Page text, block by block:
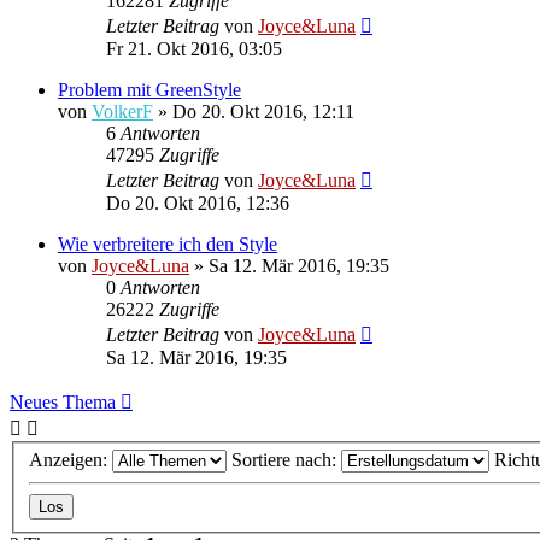
Letzter Beitrag von Joyce&Luna
Fr 21. Okt 2016, 03:05
Problem mit GreenStyle
von VolkerF » Do 20. Okt 2016, 12:11
6 Antworten
47295 Zugriffe
Letzter Beitrag von Joyce&Luna
Do 20. Okt 2016, 12:36
Wie verbreitere ich den Style
von Joyce&Luna » Sa 12. Mär 2016, 19:35
0 Antworten
26222 Zugriffe
Letzter Beitrag von Joyce&Luna
Sa 12. Mär 2016, 19:35
Neues Thema
Anzeigen: Sortiere nach: